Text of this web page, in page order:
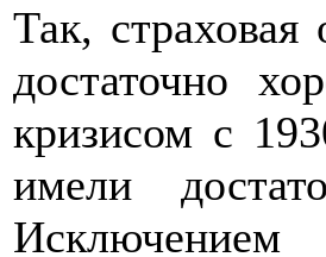
Так, страховая
достаточно
кризисом с
имели